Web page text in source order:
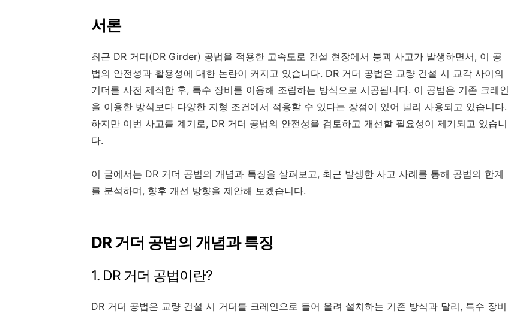
서론
최근 DR 거더(DR Girder) 공법을 적용한 고속도로 건설 현장에서 붕괴 사고가 발생하면서, 이 공
법의 안전성과 활용성에 대한 논란이 커지고 있습니다. DR 거더 공법은 교량 건설 시 교각 사이의
거더를 사전 제작한 후, 특수 장비를 이용해 조립하는 방식으로 시공됩니다. 이 공법은 기존 크레인
을 이용한 방식보다 다양한 지형 조건에서 적용할 수 있다는 장점이 있어 널리 사용되고 있습니다.
하지만 이번 사고를 계기로, DR 거더 공법의 안전성을 검토하고 개선할 필요성이 제기되고 있습니
다.
이 글에서는 DR 거더 공법의 개념과 특징을 살펴보고, 최근 발생한 사고 사례를 통해 공법의 한계
를 분석하며, 향후 개선 방향을 제안해 보겠습니다.
DR 거더 공법의 개념과 특징
1. DR 거더 공법이란?
DR 거더 공법은 교량 건설 시 거더를 크레인으로 들어 올려 설치하는 기존 방식과 달리, 특수 장비